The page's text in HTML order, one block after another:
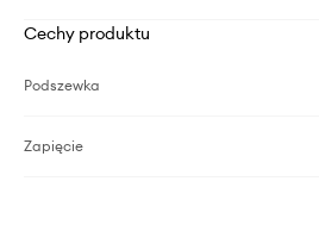
Cechy produktu
Podszewka
Zapięcie